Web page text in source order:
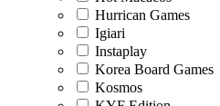
Hurrican Games
Igiari
Instaplay
Korea Board Games
Kosmos